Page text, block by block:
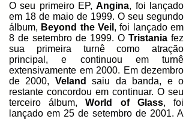
O seu primeiro EP,Angina, foi lançado
em 18 de maio de 1999. O seu segundo
álbum, Beyond the Veil , foi lançado em
8 de setembro de 1999. O Tristania fez
sua primeira turnê como atração
principal, e continuou em turnê
extensivamente em 2000. Em dezembro
de 2000, Veland
saiu da banda, e o
restante concordou em continuar. O seu
terceiro álbum,World of Glass, foi
lançado em 25 de setembro de 2001. A